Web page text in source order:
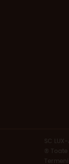
SC
®
Termeni